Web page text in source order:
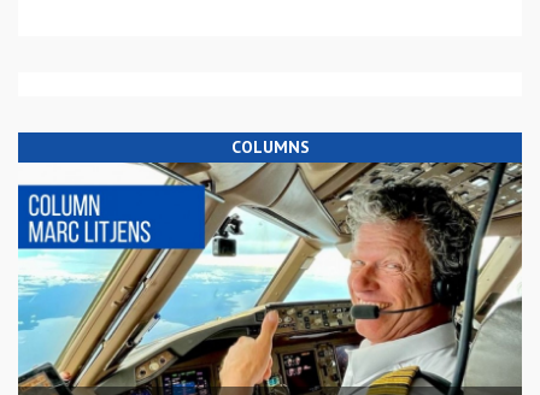
COLUMNS